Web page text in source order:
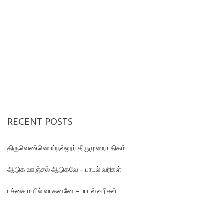
RECENT POSTS
திருவெண்ணெய்நல்லூர் திருமுறை பதிகம்
ஆடுக ஊஞ்சல் ஆடுகவே – பாடல் வரிகள்
பச்சை மயில் வாகனனே – பாடல் வரிகள்